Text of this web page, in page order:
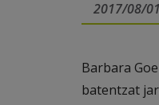
2017/08/01
Barbara
batentzat